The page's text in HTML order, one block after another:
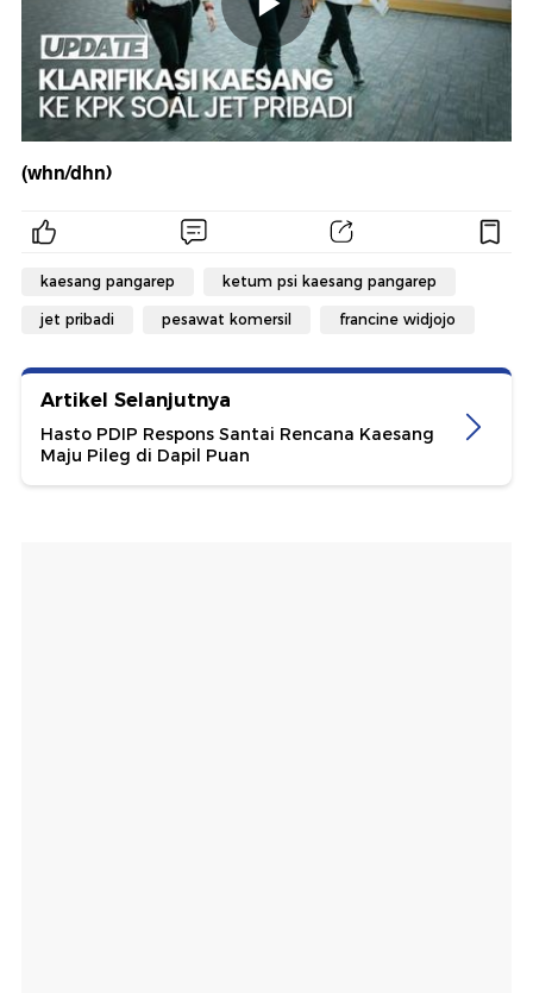
(whn/dhn)
kaesang pangarep ketum psi kaesang pangarep
jet pribadi pesawat komersil francine widjojo
Artikel Selanjutnya
Hasto PDIP Respons Santai Rencana Kaesang
Maju Pileg di Dapil Puan